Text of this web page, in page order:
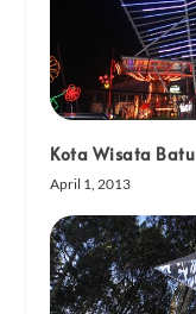
Kota Wisata Batu
April 1, 2013